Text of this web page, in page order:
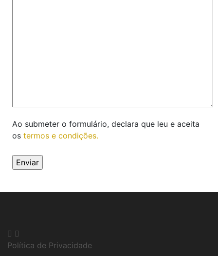
Ao submeter o formulário, declara que leu e aceita
os termos e condições.
Política de Privacidade